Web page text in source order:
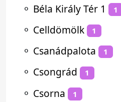
⚬ Béla Király Tér 1 1
⚬ Celldömölk 1
⚬ Csanádpalota 1
⚬ Csongrád 1
⚬ Csorna 1